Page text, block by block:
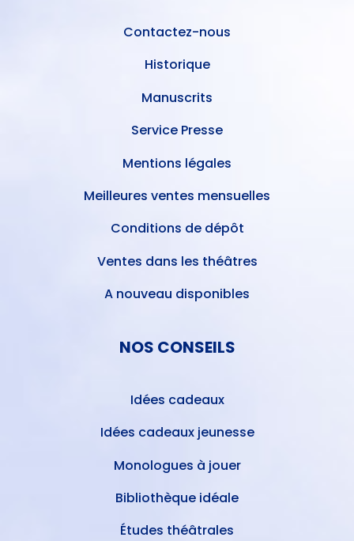
Contactez-nous
Historique
Manuscrits
Service Presse
Mentions légales
Meilleures ventes mensuelles
Conditions de dépôt
Ventes dans les théâtres
A nouveau disponibles
NOS CONSEILS
Idées cadeaux
Idées cadeaux jeunesse
Monologues à jouer
Bibliothèque idéale
Études théâtrales